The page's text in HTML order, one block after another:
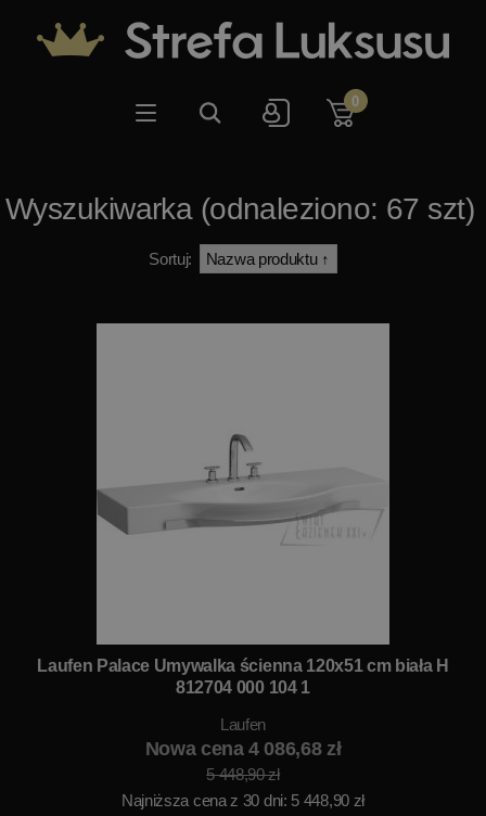
0
Wyszukiwarka (odnaleziono: 67 szt)
Sortuj:
Laufen Palace Umywalka ścienna 120x51 cm biała H
812704 000 104 1
Laufen
Nowa cena 4 086,68 zł
5 448,90 zł
Najniższa cena z 30 dni: 5 448,90 zł